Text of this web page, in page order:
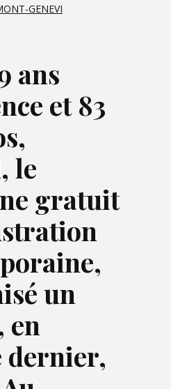
GENEVI
ans
et 83
le
gratuit
un
en
dernier,